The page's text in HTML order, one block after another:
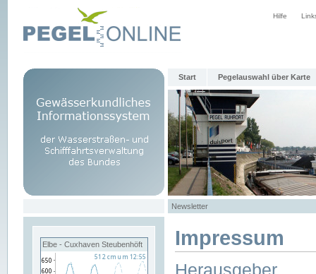
Hilfe
Start Pegelauswahl über Karte
Newsletter
Elbe - Cuxhaven Steubenhöft Impressum
Herausgeber